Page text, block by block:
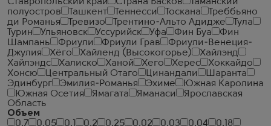
полуостров
Ташкент Теннесси Тоскана
Треббьяно
ди Романья
Тревизо Трентино-Альто Адидже
Тула
Турин
Ульяновск Уссурийск Уфа Фин Буа
Фин
Шампань
Фриули Фриули Грав
Фриули-Венеция-
Джулия
Хёго Хайленд (Высокогорье)
Хайлэнд
Хайлэндс
Халиско Ханой Хего Херес
Хоккайдо
Хонсю
Центральный Отаго Цинандали
Шаранта
Эдинбург
Эмилия-Романья Эхиме
Южная Каролина
Южная Осетия
Ямагата Яманаси
Ярославская
Область
Объем
0.7
0.05 0.1 0.2 0.25 0.02 0.03 0.04 0.18